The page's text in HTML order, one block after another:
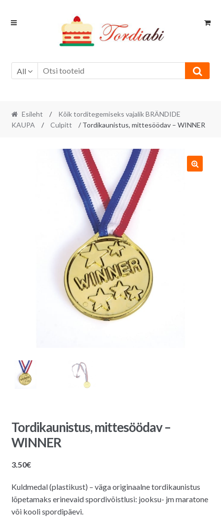
Skip
Skip
All
Esileht /
Kõik torditegemiseks vajalik BRÄNDIDE
KAUPA
/ Culpitt / Tordikaunistus, mittesöödav – WINNER
Tordikaunistus, mittesöödav –
WINNER
3.50€
Kuldmedal (plastikust) – väga originaalne tordikaunistus
lõpetamaks erinevaid spordivõistlusi: jooksu- jm maratone
või kooli spordipäevi.